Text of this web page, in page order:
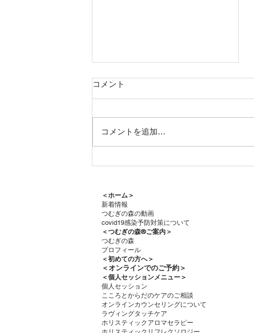
コメント
コメントを追加…
＜ホーム＞
新着情報
つむぎの森の動画
covid19感染予防対策について
＜つむぎの森®ご案内＞
つむぎの森
プロフィール
＜初めての方へ＞
＜​オンラインでのご予約＞
＜個人セッションメニュー＞
個人セッション
こころとからだのケアのご相談
オンラインカウンセリングについて
ラヴィングタッチケア
ホリスティックアロマセラピー